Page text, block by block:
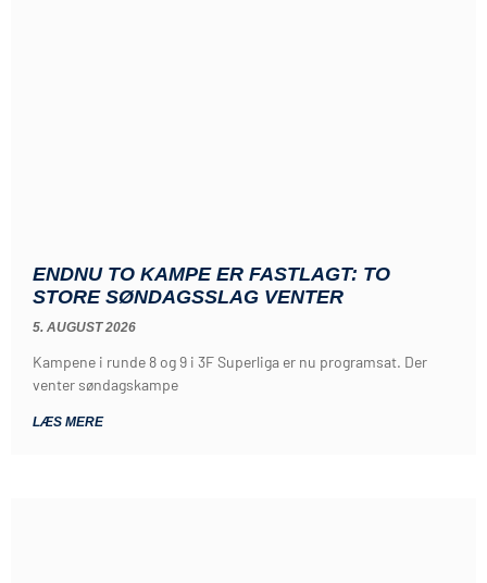
ENDNU TO KAMPE ER FASTLAGT: TO
STORE SØNDAGSSLAG VENTER
5. AUGUST 2026
Kampene i runde 8 og 9 i 3F Superliga er nu programsat. Der
venter søndagskampe
LÆS MERE